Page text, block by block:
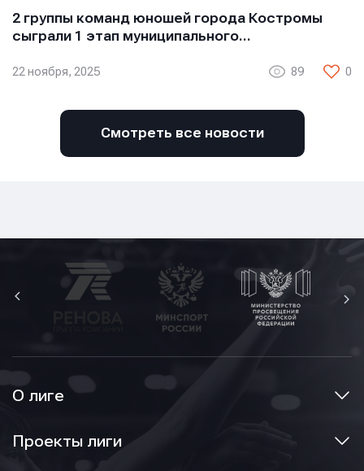
2 группы команд юношей города Костромы
сыграли 1 этап муниципального…
22 ноября, 2025 89 0
Смотреть все новости
О лиге
Проекты лиги